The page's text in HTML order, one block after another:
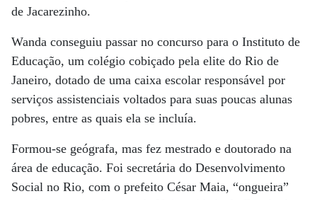
de Jacarezinho.
Wanda conseguiu passar no concurso para o Instituto de
Educação, um colégio cobiçado pela elite do Rio de
Janeiro, dotado de uma caixa escolar responsável por
serviços assistenciais voltados para suas poucas alunas
pobres, entre as quais ela se incluía.
Formou-se geógrafa, mas fez mestrado e doutorado na
área de educação. Foi secretária do Desenvolvimento
Social no Rio, com o prefeito César Maia, “ongueira”